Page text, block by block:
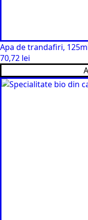
Apa de trandafiri,
70,72 lei